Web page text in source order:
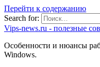
Перейти к содержанию
Search for:
Vips-news.ru - полезные
Особенности и нюансы
Windows.